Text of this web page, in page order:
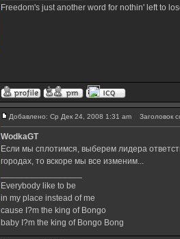
Freedom's just another word for nothin' left to
Добавлено: Ср Дек 24, 2008 1:31 am Заголовок
WodkaGT
Если мы сплотимся, выберем лидера
городах, то вскоре мы все изменим...
Everybody like to be
in my place instead of me
cause I?m the king of Bongo
baby I?m the king of Bongo Bong